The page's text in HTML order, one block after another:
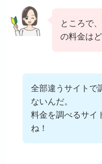
ところで
の料金は
全部違うサイトで
ないんだ。
料金を調べるサイ
ね！